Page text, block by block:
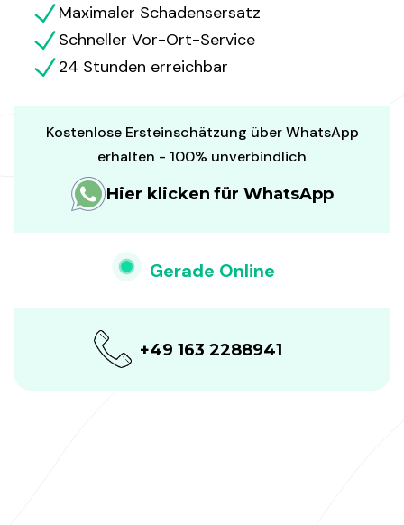
Maximaler Schadensersatz
Schneller Vor-Ort-Service
24 Stunden erreichbar
Kostenlose Ersteinschätzung über WhatsApp
erhalten - 100% unverbindlich
Hier klicken für WhatsApp
Gerade Online
+49 163 2288941